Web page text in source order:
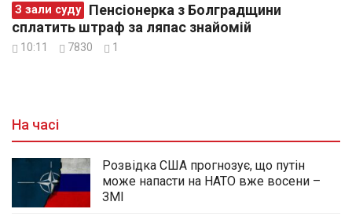
З зали суду
сплатить штраф за ляпас знайомій
10:11 7830 1
На часі
Розвідка США прогнозує, що путін
може напасти на НАТО вже восени –
ЗМІ